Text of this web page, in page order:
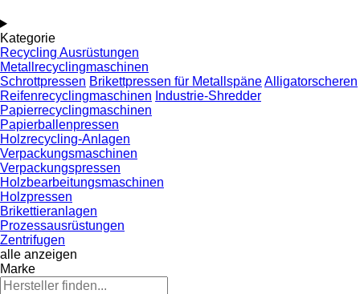
Kategorie
Recycling Ausrüstungen
Metallrecyclingmaschinen
Schrottpressen Brikettpressen für MetallspäneAlligatorscheren
Reifenrecyclingmaschinen Industrie-Shredder
Papierrecyclingmaschinen
Papierballenpressen
Holzrecycling-Anlagen
Verpackungsmaschinen
Verpackungspressen
Holzbearbeitungsmaschinen
Holzpressen
Brikettieranlagen
Prozessausrüstungen
Zentrifugen
alle anzeigen
Marke